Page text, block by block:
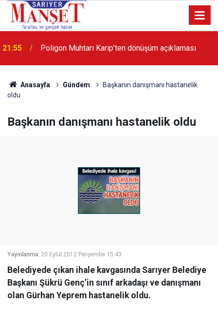
13:36 'Poligon'da İstanbul'a örnek proje gerçekleştirilecek'
Anasayfa Gündem
Başkanın danışmanı hastanelik
oldu
Başkanın danışmanı hastanelik oldu
Yayınlanma: 20 Eylül 2012 Perşembe 15:43
Belediyede çıkan ihale kavgasında Sarıyer Belediye
Başkanı Şükrü Genç’in sınıf arkadaşı ve danışmanı
olan Gürhan Yeprem hastanelik oldu.